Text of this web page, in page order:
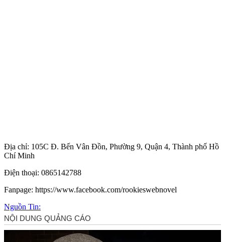
Địa chỉ: 105C Đ. Bến Vân Đồn, Phường 9, Quận 4, Thành phố Hồ
Chí Minh
Điện thoại: 0865142788
Fanpage: https://www.facebook.com/rookieswebnovel
Nguồn Tin: